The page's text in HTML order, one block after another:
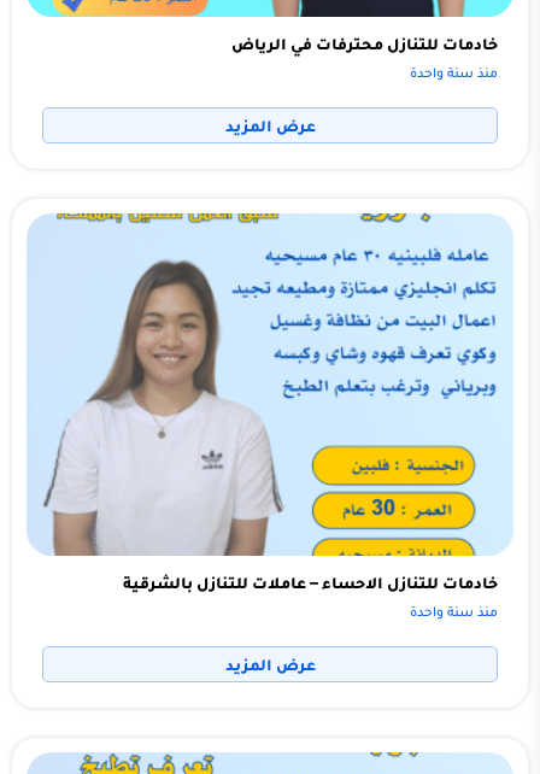
خادمات للتنازل محترفات في الرياض
منذ سنة واحدة
عرض المزيد
خادمات للتنازل الاحساء – عاملات للتنازل بالشرقية
منذ سنة واحدة
عرض المزيد